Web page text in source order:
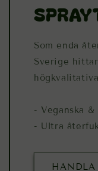
Som enda
Sverige
- Veganska
- Ultra
HANDLA